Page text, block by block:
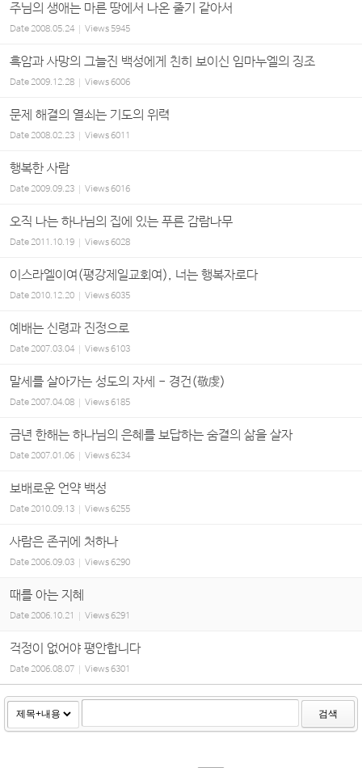
주님의 생애는 마른 땅에서 나온 줄기 같아서
Date2008.05.24 Views 5945
흑암과 사망의 그늘진 백성에게 친히 보이신 임마누엘의 징조
Date2009.12.28 Views6006
문제 해결의 열쇠는 기도의 위력
Date2008.02.23 Views6011
행복한 사람
Date2009.09.23 Views6016
오직 나는 하나님의 집에 있는 푸른 감람나무
Date2011.10.19 Views6028
이스라엘이여(평강제일교회여), 너는 행복자로다
Date2010.12.20 Views6035
예배는 신령과 진정으로
Date2007.03.04 Views6103
말세를 살아가는 성도의 자세 - 경건(敬虔)
Date2007.04.08 Views6185
금년 한해는 하나님의 은혜를 보답하는 숨결의 삶을 살자
Date2007.01.06 Views6234
보배로운 언약 백성
Date2010.09.13 Views6255
사람은 존귀에 처하나
Date2006.09.03 Views6290
때를 아는 지혜
Date 2006.10.21 Views6291
걱정이 없어야 평안합니다
Date2006.08.07 Views6301
검색